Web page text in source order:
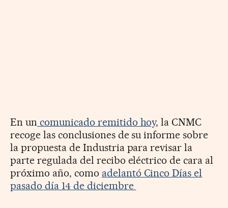
En un comunicado remitido hoy, la CNMC
recoge las conclusiones de su informe sobre
la propuesta de Industria para revisar la
parte regulada del recibo eléctrico de cara al
próximo año, como adelantó Cinco Días el
pasado día 14 de diciembre